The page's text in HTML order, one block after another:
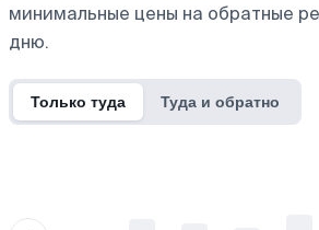
минимальные цены на обратные
дню.
Только туда Туда и обратно